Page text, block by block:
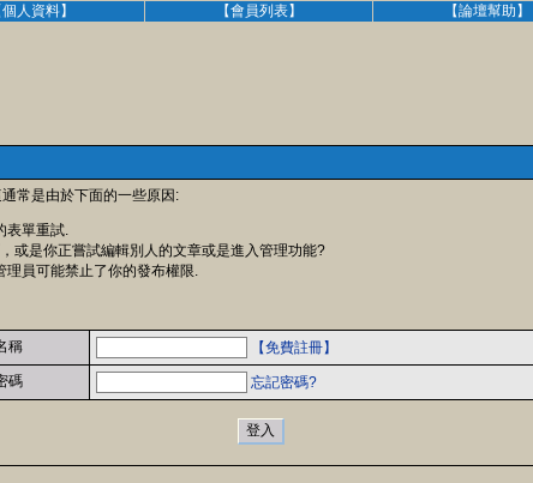
個人資料】 【會員列表】 【論壇幫助】
常是由於下面的一些原因:
表單重試.
或是你正嘗試編輯別人的文章或是進入管理功能?
理員可能禁止了你的發布權限.
稱
【免費註冊】
碼
忘記密碼?